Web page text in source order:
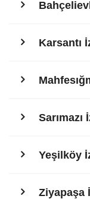
Karsantı
Sarımazı
Yeşilköy
Ziyapaşa